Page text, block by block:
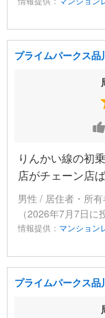
プライムパークス
りんかい線の初
店がチェーン店
男性 / 居住者・所
（2026年7月7日に
情報提供： マンション
プライムパークス